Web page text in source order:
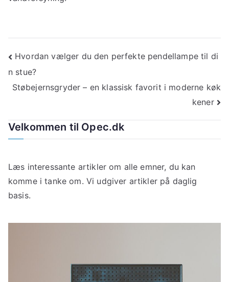
Indlægsnavigation
Hvordan vælger du den perfekte pendellampe til di
n stue?
Støbejernsgryder – en klassisk favorit i moderne køk
kener
Velkommen til Opec.dk
Læs interessante artikler om alle emner, du kan
komme i tanke om. Vi udgiver artikler på daglig
basis.